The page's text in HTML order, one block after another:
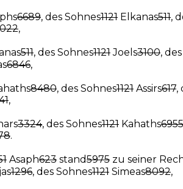
6689, des Sohnes1121 Elkanas511,
,
511, des Sohnes1121Joels3100,
6846,
8480, des Sohnes1121 Assirs617,
,
3324, des Sohnes1121 Kahaths6955
.
Asaph623 stand5975 zu seiner
1296, des Sohnes1121 Simeas8092,